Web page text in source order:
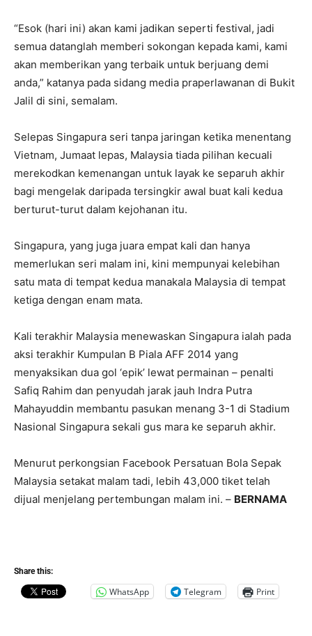
“Esok (hari ini) akan kami jadikan seperti festival, jadi
semua datanglah memberi sokongan kepada kami, kami
akan memberikan yang terbaik untuk berjuang demi
anda,” katanya pada sidang media praperlawanan di Bukit
Jalil di sini, semalam.
Selepas Singapura seri tanpa jaringan ketika menentang
Vietnam, Jumaat lepas, Malaysia tiada pilihan kecuali
merekodkan kemenangan untuk layak ke separuh akhir
bagi mengelak daripada tersingkir awal buat kali kedua
berturut-turut dalam kejohanan itu.
Singapura, yang juga juara empat kali dan hanya
memerlukan seri malam ini, kini mempunyai kelebihan
satu mata di tempat kedua manakala Malaysia di tempat
ketiga dengan enam mata.
Kali terakhir Malaysia menewaskan Singapura ialah pada
aksi terakhir Kumpulan B Piala AFF 2014 yang
menyaksikan dua gol ‘epik’ lewat permainan – penalti
Safiq Rahim dan penyudah jarak jauh Indra Putra
Mahayuddin membantu pasukan menang 3-1 di Stadium
Nasional Singapura sekali gus mara ke separuh akhir.
Menurut perkongsian Facebook Persatuan Bola Sepak
Malaysia setakat malam tadi, lebih 43,000 tiket telah
dijual menjelang pertembungan malam ini. – BERNAMA
Share this:
WhatsApp Telegram Print